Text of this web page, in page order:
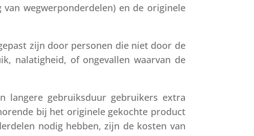
wegwerponderdelen) en de originele
zijn door personen die niet door de
nalatigheid, of ongevallen waarvan de
langere gebruiksduur gebruikers extra
bij het originele gekochte product
nodig hebben, zijn de kosten van